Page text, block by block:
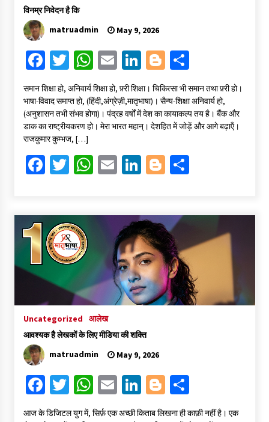
विनम्र निवेदन है कि
matruadmin
May 9, 2026
Fa
ce
b
o
o
k
T
wi
tt
er
W
h
at
sA
p
p
E
m
ai
l
Li
ke
dI
n
Bl
o
gg
er
S
ar
e
समान शिक्षा हो, अनिवार्य शिक्षा हो, फ़्री शिक्षा। चिकित्सा भी समान तथा फ़्री हो।
भाषा-विवाद समाप्त हो, (हिंदी,अंग्रेज़ी,मातृभाषा)। सैन्य-शिक्षा अनिवार्य हो,
(अनुशासन तभी संभव होगा)। पंद्रह वर्षों में देश का कायाकल्प तय है। बैंक और
डाक का राष्ट्रीयकरण हो। मेरा भारत महान्। देशहित में जोड़ें और आगे बढ़ाऍं।
राजकुमार कुम्भज, […]
Fa
o
o
k
T
er
W
sA
p
E
l
Li
dI
n
Bl
er
S
e
Uncategorized
आलेख
आवश्यक है लेखकों के लिए मीडिया की शक्ति
matruadmin
May 9, 2026
Fa
ce
T
wi
W
h
E
m
Li
n
Bl S
h
​आज के डिजिटल युग में, सिर्फ़ एक अच्छी किताब लिखना ही काफ़ी नहीं है। एक